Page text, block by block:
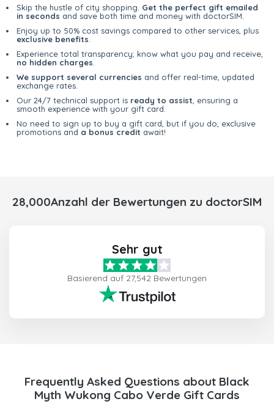
Skip the hustle of city shopping. Get the perfect gift emailed
in seconds and save both time and money with doctorSIM.
Enjoy up to 50% cost savings compared to other services, plus
exclusive benefits.
Experience total transparency; know what you pay and receive,
no hidden charges.
We support several currencies and offer real-time, updated
exchange rates.
Our 24/7 technical support is ready to assist, ensuring a
smooth experience with your gift card.
No need to sign up to buy a gift card, but if you do, exclusive
promotions and a bonus credit await!
28,000Anzahl der Bewertungen zu doctorSIM
Sehr gut
Basierend auf 27,542 Bewertungen
Frequently Asked Questions about Black
Myth Wukong Cabo Verde Gift Cards